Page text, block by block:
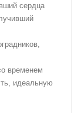
сердца
временем
идеальную